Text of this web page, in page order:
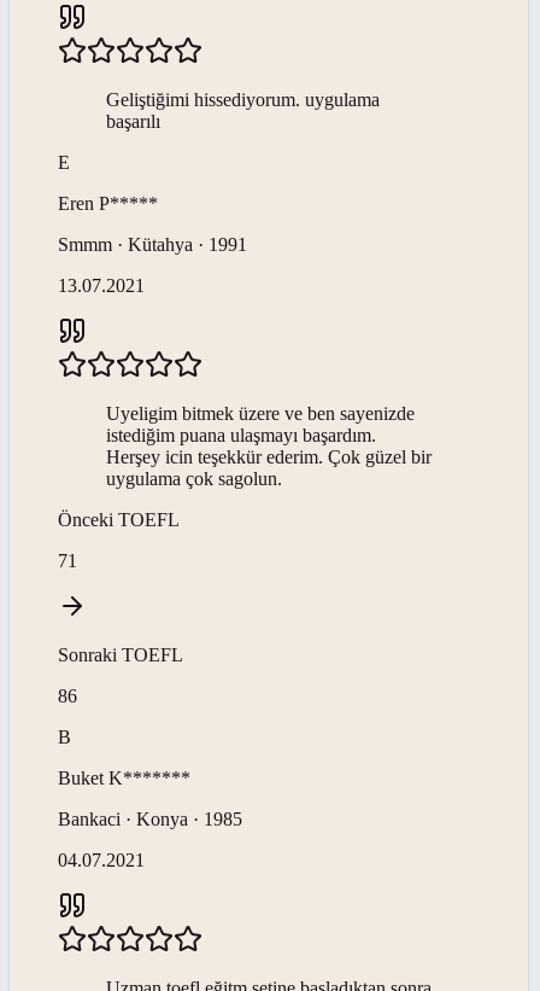
Geliştiğimi hissediyorum. uygulama
başarılı
E
Eren P*****
Smmm · Kütahya · 1991
13.07.2021
Uyeligim bitmek üzere ve ben sayenizde
istediğim puana ulaşmayı başardım.
Herşey icin teşekkür ederim. Çok güzel bir
uygulama çok sagolun.
Önceki TOEFL
71
Sonraki TOEFL
86
B
Buket K*******
Bankaci · Konya · 1985
04.07.2021